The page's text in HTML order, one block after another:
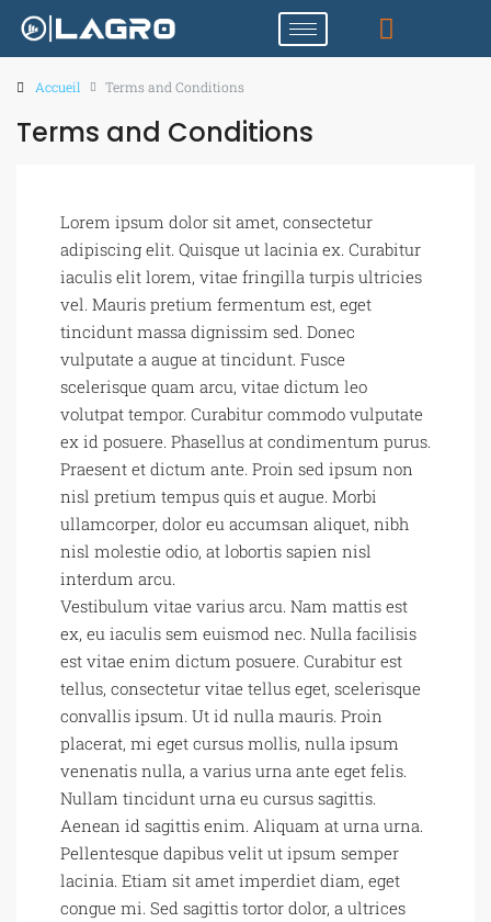
Accueil Terms and Conditions
Terms and Conditions
Lorem ipsum dolor sit amet, consectetur
adipiscing elit. Quisque ut lacinia ex. Curabitur
iaculis elit lorem, vitae fringilla turpis ultricies
vel. Mauris pretium fermentum est, eget
tincidunt massa dignissim sed. Donec
vulputate a augue at tincidunt. Fusce
scelerisque quam arcu, vitae dictum leo
volutpat tempor. Curabitur commodo vulputate
ex id posuere. Phasellus at condimentum purus.
Praesent et dictum ante. Proin sed ipsum non
nisl pretium tempus quis et augue. Morbi
ullamcorper, dolor eu accumsan aliquet, nibh
nisl molestie odio, at lobortis sapien nisl
interdum arcu.
Vestibulum vitae varius arcu. Nam mattis est
ex, eu iaculis sem euismod nec. Nulla facilisis
est vitae enim dictum posuere. Curabitur est
tellus, consectetur vitae tellus eget, scelerisque
convallis ipsum. Ut id nulla mauris. Proin
placerat, mi eget cursus mollis, nulla ipsum
venenatis nulla, a varius urna ante eget felis.
Nullam tincidunt urna eu cursus sagittis.
Aenean id sagittis enim. Aliquam at urna urna.
Pellentesque dapibus velit ut ipsum semper
lacinia. Etiam sit amet imperdiet diam, eget
congue mi. Sed sagittis tortor dolor, a ultrices